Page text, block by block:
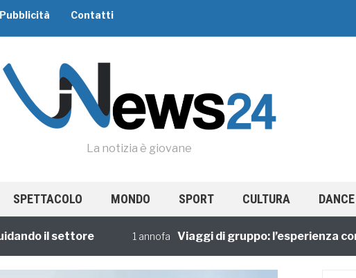
Pubblicità Contatti
La notizia è giovane
SPETTACOLO MONDO SPORT CULTURA DANCE
il settore 1 annofa Viaggi di gruppo: l’esperienza